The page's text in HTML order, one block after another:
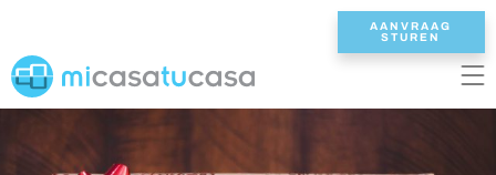
EN
AANVRAAG
STUREN